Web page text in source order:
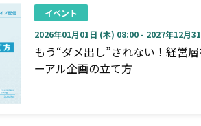
イベント
2026年01月01日 (木) 08:00 - 2027年12月
もう“ダメ出し”されない！経営
ーアル企画の立て方